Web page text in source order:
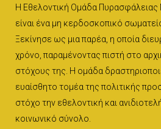
Η Εθελοντική Ομάδα
είναι ένα μη κερδοσκοπικό
Ξεκίνησε ως μια παρέα, η οποία
χρόνο, παραμένοντας πιστή στο
στόχους της. Η ομάδα
ευαίσθητο τομέα της πολιτικής
στόχο την εθελοντική και
κοινωνικό σύνολο.